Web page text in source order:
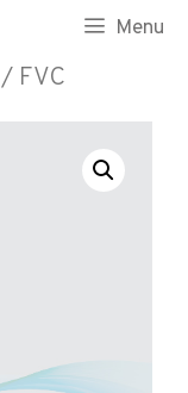
Menu
/ FVC